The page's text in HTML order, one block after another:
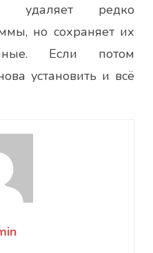
удаляет редко
но сохраняет их
Если потом
установить и всё